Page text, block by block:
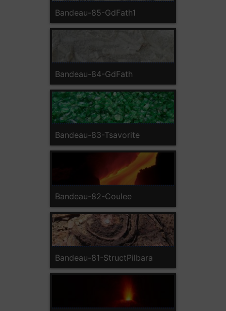
Bandeau-85-GdFath1
Bandeau-84-GdFath
Bandeau-83-Tsavorite
Bandeau-82-Coulee
Bandeau-81-StructPilbara